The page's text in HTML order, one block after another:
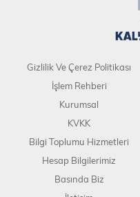
Gizlilik Ve Çerez Politikası
İşlem Rehberi
Kurumsal
KVKK
Bilgi Toplumu Hizmetleri
Hesap Bilgilerimiz
Basında Biz